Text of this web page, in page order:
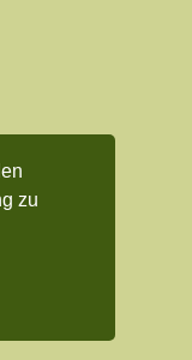
zu